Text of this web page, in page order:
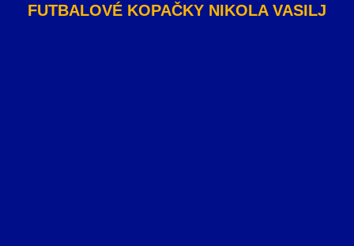
FUTBALOVÉ KOPAČKY NIKOLA VASILJ